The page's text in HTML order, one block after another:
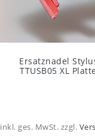
Ersatznadel
TTUSB05 XL
inkl. ges. MwSt. zzgl.